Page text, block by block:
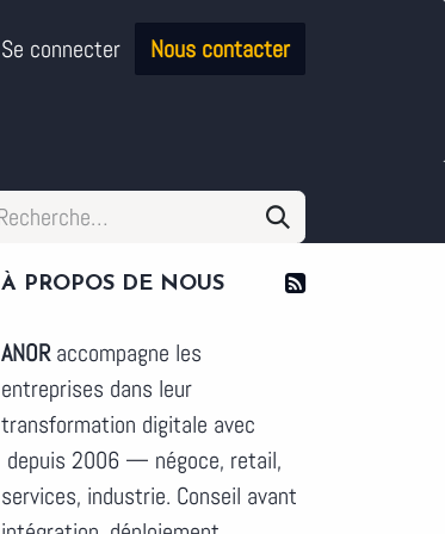
Se connecter Nous contacter
À PROPOS DE NOUS
ANORaccompagne les
entreprises dans leur
transformation digitale avec
depuis 2006 — négoce, retail,
services, industrie. Conseil avant